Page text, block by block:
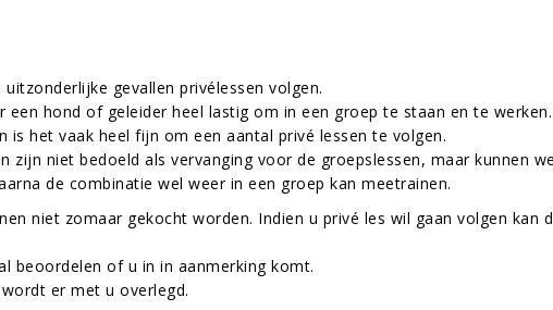
uitzonderlijke gevallen privélessen volgen.
een hond of geleider heel lastig om in een groep te staan en te
is het vaak heel fijn om een aantal privé lessen te volgen.
zijn niet bedoeld als vervanging voor de groepslessen, maar kunnen
de combinatie wel weer in een groep kan meetrainen.
niet zomaar gekocht worden. Indien u privé les wil gaan volgen kan
beoordelen of u in in aanmerking komt.
er met u overlegd.